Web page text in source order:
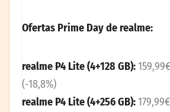
Ofertas Prime Day de realme:
realme P4 Lite (4+128 GB):
(-18,8%)
realme P4 Lite (4+256 GB):